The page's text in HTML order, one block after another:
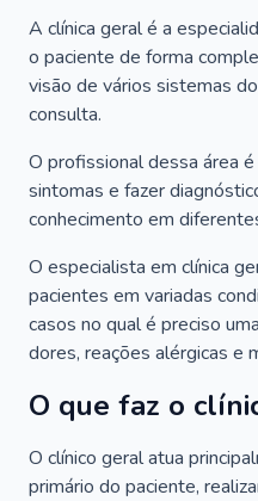
A clínica geral é a
o paciente de forma
visão de vários sistemas
consulta.
O profissional dessa área
sintomas e fazer
conhecimento em
O especialista em clínica
pacientes em variadas
casos no qual é preciso
dores, reações alérgicas e
O que faz o
O clínico geral atua
primário do paciente,